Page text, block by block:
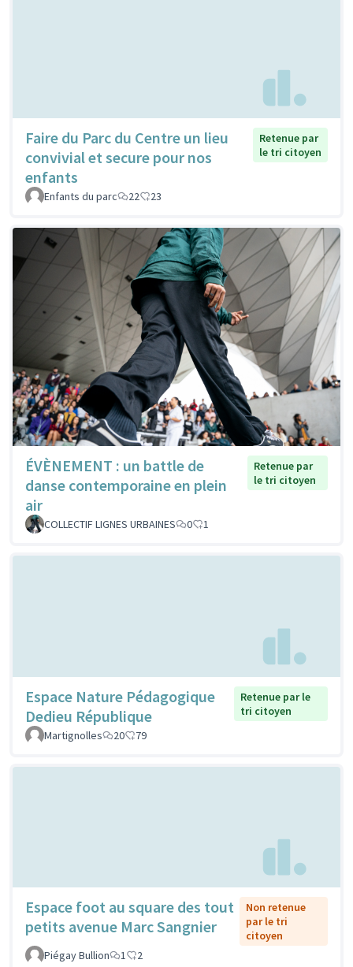
Faire du Parc du Centre un lieu
convivial et secure pour nos
enfants
Retenue par
le tri citoyen
Enfants du parc 22 23
ÉVÈNEMENT : un battle de
danse contemporaine en plein
air
Retenue par
le tri citoyen
COLLECTIF LIGNES URBAINES 0 1
Espace Nature Pédagogique
Dedieu République
Retenue par le
tri citoyen
Martignolles
20 79
Espace foot au square des tout
petits avenue Marc Sangnier
Non retenue
par le tri
citoyen
Piégay Bullion
1 2